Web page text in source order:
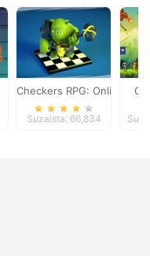
Checkers RPG: Online PvP
Suzaista: 66,834